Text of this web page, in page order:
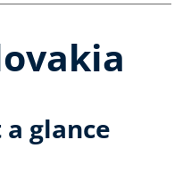
glance